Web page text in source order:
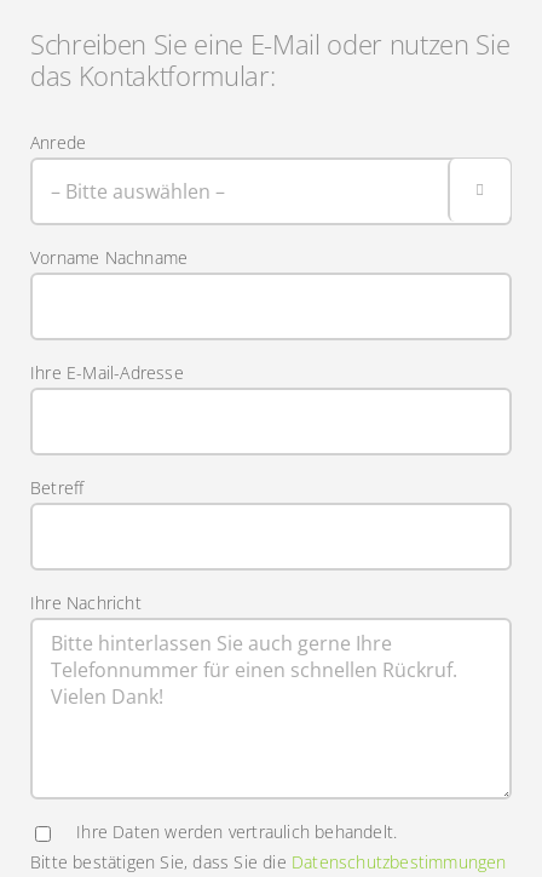
Schreiben Sie eine E-Mail oder nutzen Sie
das Kontaktformular:
Anrede

Vorname Nachname
Ihre E-Mail-Adresse
Betreff
Ihre Nachricht
Ihre Daten werden vertraulich behandelt.
Bitte bestätigen Sie, dass Sie die Datenschutzbestimmungen